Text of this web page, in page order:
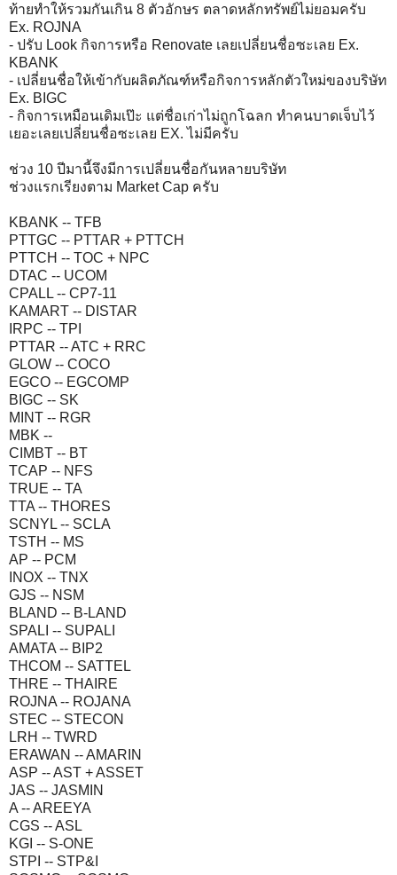
ท้ายทำให้รวมกันเกิน 8 ตัวอักษร ตลาดหลักทรัพย์ไม่ยอมครับ
Ex. ROJNA
- ปรับ Look กิจการหรือ Renovate เลยเปลี่ยนชื่อซะเลย Ex.
KBANK
- เปลี่ยนชื่อให้เข้ากับผลิตภัณฑ์หรือกิจการหลักตัวใหม่ของบริษัท
Ex. BIGC
- กิจการเหมือนเดิมเป๊ะ แต่ชื่อเก่าไม่ถูกโฉลก ทำคนบาดเจ็บไว้
เยอะเลยเปลี่ยนชื่อซะเลย EX. ไม่มีครับ
ช่วง 10 ปีมานี้จึงมีการเปลี่ยนชื่อกันหลายบริษัท
ช่วงแรกเรียงตาม Market Cap ครับ
KBANK -- TFB
PTTGC -- PTTAR + PTTCH
PTTCH -- TOC + NPC
DTAC -- UCOM
CPALL -- CP7-11
KAMART -- DISTAR
IRPC -- TPI
PTTAR -- ATC + RRC
GLOW -- COCO
EGCO -- EGCOMP
BIGC -- SK
MINT -- RGR
MBK --
CIMBT -- BT
TCAP -- NFS
TRUE -- TA
TTA -- THORES
SCNYL -- SCLA
TSTH -- MS
AP -- PCM
INOX -- TNX
GJS -- NSM
BLAND -- B-LAND
SPALI -- SUPALI
AMATA -- BIP2
THCOM -- SATTEL
THRE -- THAIRE
ROJNA -- ROJANA
STEC -- STECON
LRH -- TWRD
ERAWAN -- AMARIN
ASP -- AST + ASSET
JAS -- JASMIN
A -- AREEYA
CGS -- ASL
KGI -- S-ONE
STPI -- STP&I